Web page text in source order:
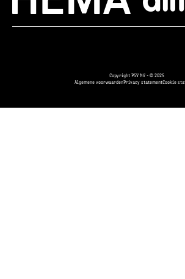
Copyright PSV NV - © 2025
Algemene voorwaardenPrivacy statementCookie